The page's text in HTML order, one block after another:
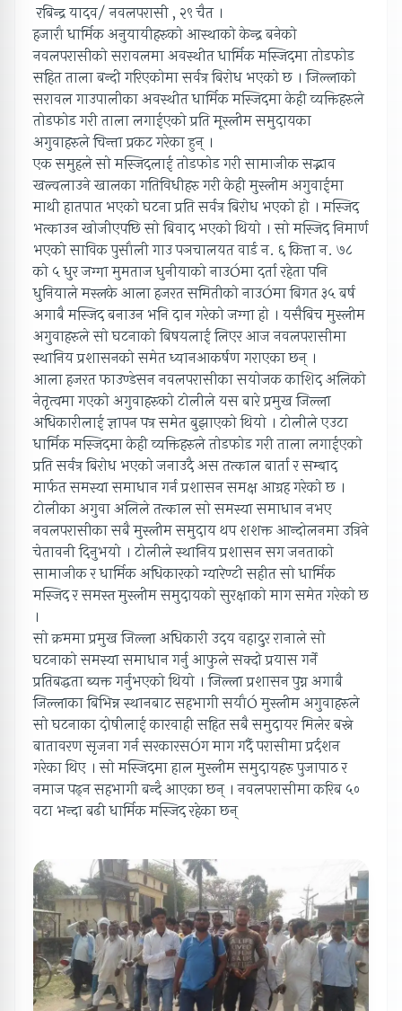
रबिन्द्र यादव/ नवलपरासी , २९ चैत ।
हजारौ धार्मिक अनुयायीहरुको आस्थाको केन्द्र बनेको
नवलपरासीको सरावलमा अवस्थीत धार्मिक मस्जिदमा तोडफोड
सहित ताला बन्दी गरिएकोमा सर्वत्र बिरोध भएको छ । जिल्लाको
सरावल गाउपालीका अवस्थीत धार्मिक मस्जिदमा केही व्यक्तिहरुले
तोडफोड गरी ताला लगाईएको प्रति मूस्लीम समुदायका
अगुवाहरुले चिन्ता प्रकट गरेका हुन् ।
एक समुहले सो मस्जिदलाई तोडफोड गरी सामाजीक सद्भाव
खल्वलाउने खालका गतिविधीहरु गरी केही मुस्लीम अगुवाईमा
माथी हातपात भएको घटना प्रति सर्वत्र बिरोध भएको हो । मस्जिद
भत्काउन खोजीएपछि सो बिवाद भएको थियो । सो मस्जिद निमार्ण
भएको साविक पुसौली गाउ पञचालयत वार्ड न. ६ कित्ता न. ७८
को ५ धुर जग्गा मुमताज धुनीयाको नाउÒमा दर्ता रहेता पनि
धुनियाले मस्लके आला हजरत समितीको नाउÒमा बिगत ३५ बर्ष
अगाबै मस्जिद बनाउन भनि दान गरेको जग्गा हो । यसैबिच मुस्लीम
अगुवाहरुले सो घटनाको बिषयलाई लिएर आज नवलपरासीमा
स्थानिय प्रशासनको समेत ध्यानआकर्षण गराएका छन् ।
आला हजरत फाउण्डेसन नवलपरासीका सयोजक काशिद अलिको
नेतृत्वमा गएको अगुवाहरुको टोलीले यस बारे प्रमुख जिल्ला
अधिकारीलाई ज्ञापन पत्र समेत बुझाएको थियो । टोलीले एउटा
धार्मिक मस्जिदमा केही व्यक्तिहरुले तोडफोड गरी ताला लगाईएको
प्रति सर्वत्र बिरोध भएको जनाउदै अस तत्काल बार्ता र सम्बाद
मार्फत समस्या समाधान गर्न प्रशासन समक्ष आग्रह गरेको छ ।
टोलीका अगुवा अलिले तत्काल सो समस्या समाधान नभए
नवलपरासीका सबै मुस्लीम समुदाय थप शशक्त आन्दोलनमा उत्रिने
चेतावनी दिनुभयो । टोलीले स्थानिय प्रशासन सग जनताको
सामाजीक र धार्मिक अधिकारको ग्यारेण्टी सहीत सो धार्मिक
मस्जिद र समस्त मुस्लीम समुदायको सुरक्षाको माग समेत गरेको छ
।
सो क्रममा प्रमुख जिल्ला अधिकारी उदय वहादुर रानाले सो
घटनाको समस्या समाधान गर्नु आफुले सक्दो प्रयास गर्ने
प्रतिबद्धता ब्यक्त गर्नुभएको थियो । जिल्ला प्रशासन पुग्न अगाबै
जिल्लाका बिभिन्न स्थानबाट सहभागी सयौÒ मुस्लीम अगुवाहरुले
सो घटनाका दोषीलाई कारवाही सहित सबै समुदायर मिलेर बस्ने
बातावरण सृजना गर्न सरकारसÒग माग गर्दै परासीमा प्रर्दशन
गरेका थिए । सो मस्जिदमा हाल मुस्लीम समुदायहरु पुजापाठ र
नमाज पढ्न सहभागी बन्दै आएका छन् । नवलपरासीमा करिब ५०
वटा भन्दा बढी धार्मिक मस्जिद रहेका छन्